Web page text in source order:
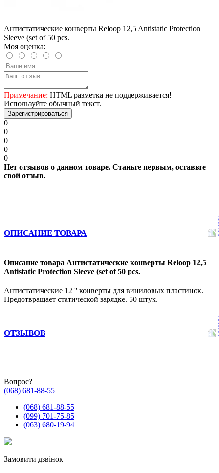
Антистатические конверты Reloop 12,5 Antistatic Protection
Sleeve (set of 50 pcs.
Моя оценка:
Примечание: HTML разметка не поддерживается!
Используйте обычный текст.
Зарегистрироваться
0
0
0
0
0
Нет отзывов о данном товаре. Станьте первым, оставьте
свой отзыв.
ОПИСАНИЕ ТОВАРА
Описание товара Антистатические конверты Reloop 12,5
Antistatic Protection Sleeve (set of 50 pcs.
Антистатические 12 '' конверты для виниловых пластинок.
Предотвращает статической зарядке. 50 штук.
ОТЗЫВОВ
Вопрос?
(068) 681-88-55
(068) 681-88-55
(099) 701-75-85
(063) 680-19-94
Замовити дзвінок